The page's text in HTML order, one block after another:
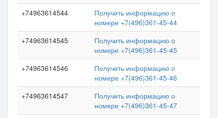
+74963614544
Получить информацию о
номере +7(496)361-45-44
+74963614545
Получить информацию о
номере +7(496)361-45-45
+74963614546
Получить информацию о
номере +7(496)361-45-46
+74963614547
Получить информацию о
номере +7(496)361-45-47